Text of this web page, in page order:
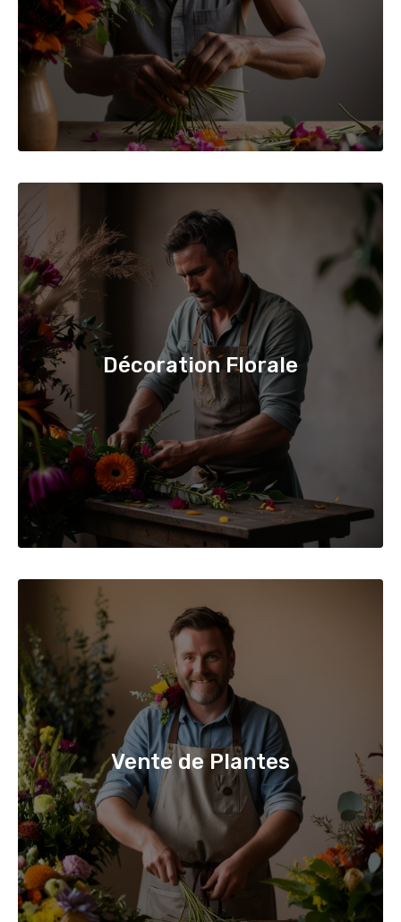
Décoration Florale
Vente de Plantes